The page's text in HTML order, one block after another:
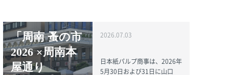
「周南 蚤の市
2026 ×周南本
屋通り
2026.07.03
日本紙パルプ商事は、2026年
5月30日および31日に山口